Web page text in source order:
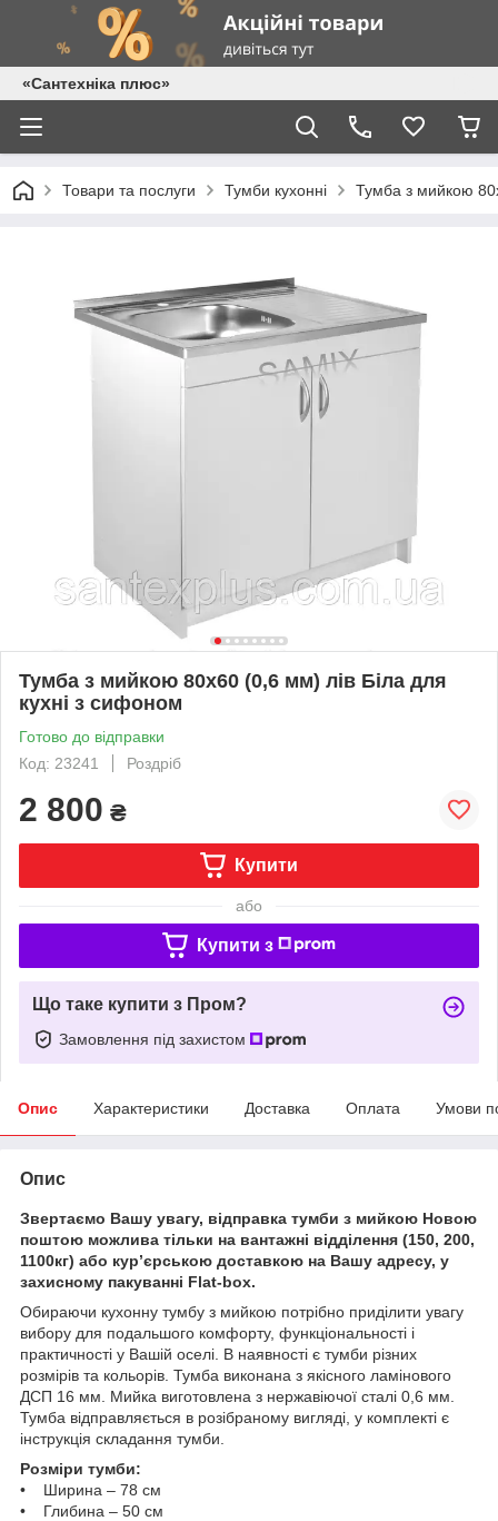
«Сантехніка плюс»
Товари та послуги Тумби кухонні Тумба з мийкою
Тумба з мийкою 80х60 (0,6 мм) лів Біла для
кухні з сифоном
Готово до відправки
Код: 23241
Роздріб
2 800 ₴
Купити
або
Купити з
Що таке купити з Пром?
Замовлення під захистом
Опис Характеристики Доставка Оплата Умови
Опис
Звертаємо Вашу увагу, відправка тумби з мийкою Новою
поштою можлива тільки на вантажні відділення (150, 200,
1100кг) або кур’єрською доставкою на Вашу адресу, у
захисному пакуванні Flat-box.
Обираючи кухонну тумбу з мийкою потрібно приділити увагу
вибору для подальшого комфорту, функціональності і
практичності у Вашій оселі. В наявності є тумби різних
розмірів та кольорів. Тумба виконана з якісного ламінового
ДСП 16 мм. Мийка виготовлена з нержавіючої сталі 0,6 мм.
Тумба відправляється в розібраному вигляді, у комплекті є
інструкція складання тумби.
Розміри тумби:
• Ширина – 78 см
• Глибина – 50 см